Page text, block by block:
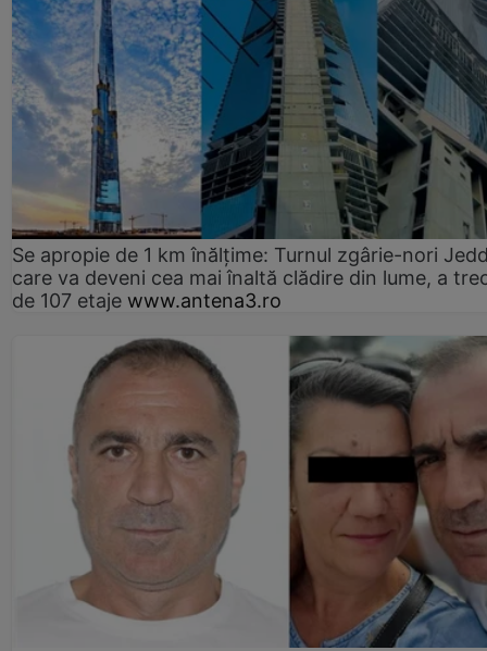
Se apropie de 1 km înălțime: Turnul zgârie-nori
care va deveni cea mai înaltă clădire din lume, a
de 107 etaje www.antena3.ro